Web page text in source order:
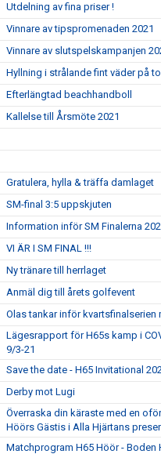
Utdelning av fina priser !
Vinnare av tipspromenaden 2021
Vinnare av slutspelskampanjen
Hyllning i strålande fint väder på
Efterlängtad beachhandboll
Kallelse till Årsmöte 2021
Gratulera, hylla & träffa damlaget
SM-final 3:5 uppskjuten
Information inför SM Finalerna
VI ÄR I SM FINAL !!!
Ny tränare till herrlaget
Anmäl dig till årets golfevent
Olas tankar inför kvartsfinalserien
Lägesrapport för H65s kamp i
9/3-21
Save the date - H65 Invitational
Derby mot Lugi
Överraska din käraste med en
Höörs Gästis i Alla Hjärtans
Matchprogram H65 Höör - Boden